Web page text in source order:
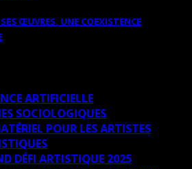
ŒUVRES. UNE COEXISTENCE
ARTIFICIELLE
SOCIOLOGIQUES
POUR LES ARTISTES
DÉFI ARTISTIQUE 2025